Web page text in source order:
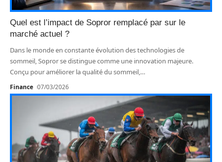
Quel est l’impact de Sopror remplacé par sur le
marché actuel ?
Dans le monde en constante évolution des technologies de
sommeil, Sopror se distingue comme une innovation majeure.
Conçu pour améliorer la qualité du sommeil,…
Finance 07/03/2026